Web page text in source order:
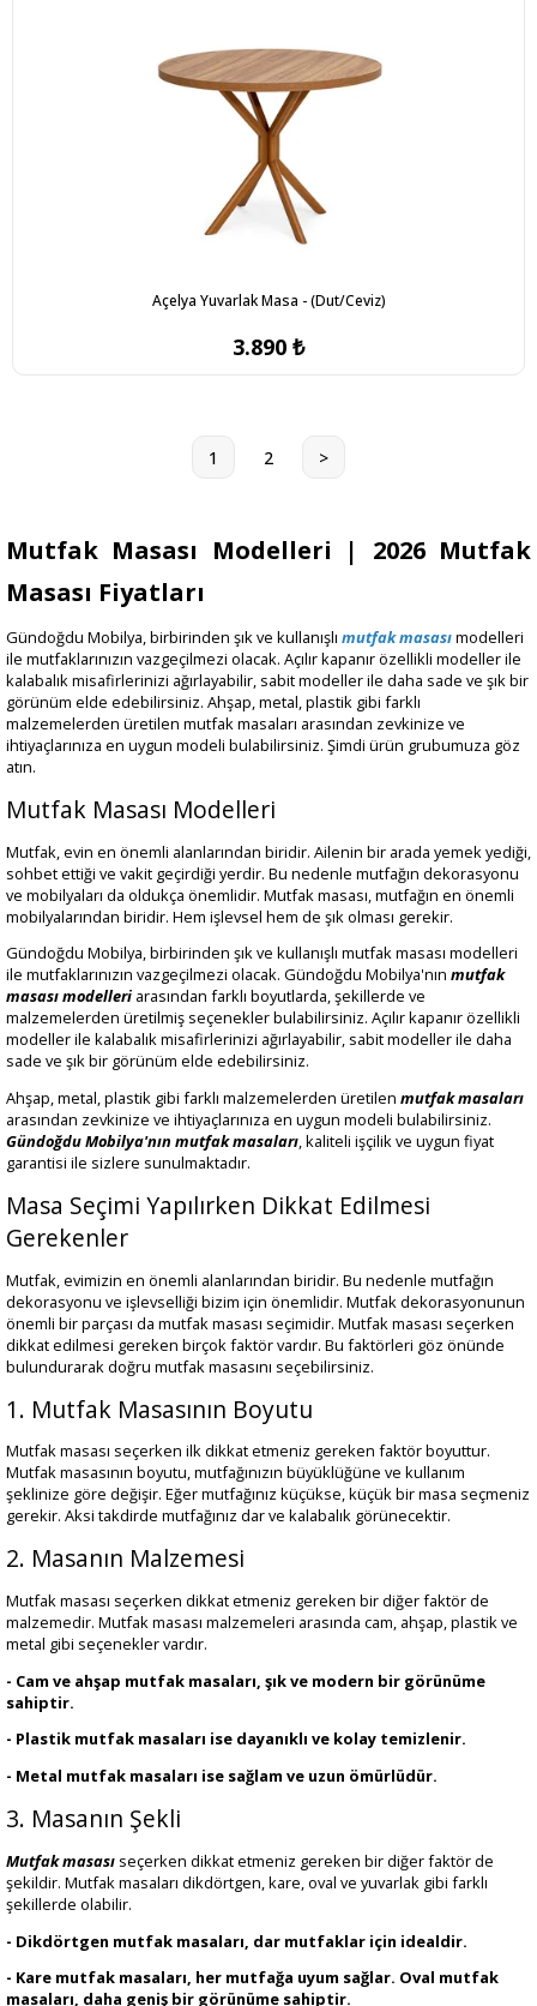
Açelya Yuvarlak Masa - (Dut/Ceviz)
3.890 ₺
1 2 >
Mutfak Masası Modelleri | 2026 Mutfak
Masası Fiyatları
Gündoğdu Mobilya, birbirinden şık ve kullanışlı mutfak masasımodelleri
ile mutfaklarınızın vazgeçilmezi olacak. Açılır kapanır özellikli modeller ile
kalabalık misafirlerinizi ağırlayabilir, sabit modeller ile daha sade ve şık bir
görünüm elde edebilirsiniz. Ahşap, metal, plastik gibi farklı
malzemelerden üretilen mutfak masaları arasından zevkinize ve
ihtiyaçlarınıza en uygun modeli bulabilirsiniz. Şimdi ürün grubumuza göz
atın.
Mutfak Masası Modelleri
Mutfak, evin en önemli alanlarından biridir. Ailenin bir arada yemek yediği,
sohbet ettiği ve vakit geçirdiği yerdir. Bu nedenle mutfağın dekorasyonu
ve mobilyaları da oldukça önemlidir. Mutfak masası, mutfağın en önemli
mobilyalarından biridir. Hem işlevsel hem de şık olması gerekir.
Gündoğdu Mobilya, birbirinden şık ve kullanışlı mutfak masası modelleri
ile mutfaklarınızın vazgeçilmezi olacak. Gündoğdu Mobilya'nın mutfak
masası modelleri arasından farklı boyutlarda, şekillerde ve
malzemelerden üretilmiş seçenekler bulabilirsiniz. Açılır kapanır özellikli
modeller ile kalabalık misafirlerinizi ağırlayabilir, sabit modeller ile daha
sade ve şık bir görünüm elde edebilirsiniz.
Ahşap, metal, plastik gibi farklı malzemelerden üretilen mutfak masaları
arasından zevkinize ve ihtiyaçlarınıza en uygun modeli bulabilirsiniz.
Gündoğdu Mobilya'nın mutfak masaları, kaliteli işçilik ve uygun fiyat
garantisi ile sizlere sunulmaktadır.
Masa Seçimi Yapılırken Dikkat Edilmesi
Gerekenler
Mutfak, evimizin en önemli alanlarından biridir. Bu nedenle mutfağın
dekorasyonu ve işlevselliği bizim için önemlidir. Mutfak dekorasyonunun
önemli bir parçası da mutfak masası seçimidir. Mutfak masası seçerken
dikkat edilmesi gereken birçok faktör vardır. Bu faktörleri göz önünde
bulundurarak doğru mutfak masasını seçebilirsiniz.
1. Mutfak Masasının Boyutu
Mutfak masası seçerken ilk dikkat etmeniz gereken faktör boyuttur.
Mutfak masasının boyutu, mutfağınızın büyüklüğüne ve kullanım
şeklinize göre değişir. Eğer mutfağınız küçükse, küçük bir masa seçmeniz
gerekir. Aksi takdirde mutfağınız dar ve kalabalık görünecektir.
2. Masanın Malzemesi
Mutfak masası seçerken dikkat etmeniz gereken bir diğer faktör de
malzemedir. Mutfak masası malzemeleri arasında cam, ahşap, plastik ve
metal gibi seçenekler vardır.
- Cam ve ahşap mutfak masaları, şık ve modern bir görünüme
sahiptir.
- Plastik mutfak masaları ise dayanıklı ve kolay temizlenir.
- Metal mutfak masaları ise sağlam ve uzun ömürlüdür.
3. Masanın Şekli
Mutfak masası seçerken dikkat etmeniz gereken bir diğer faktör de
şekildir. Mutfak masaları dikdörtgen, kare, oval ve yuvarlak gibi farklı
şekillerde olabilir.
- Dikdörtgen mutfak masaları, dar mutfaklar için idealdir.
- Kare mutfak masaları, her mutfağa uyum sağlar. Oval mutfak
masaları, daha geniş bir görünüme sahiptir.